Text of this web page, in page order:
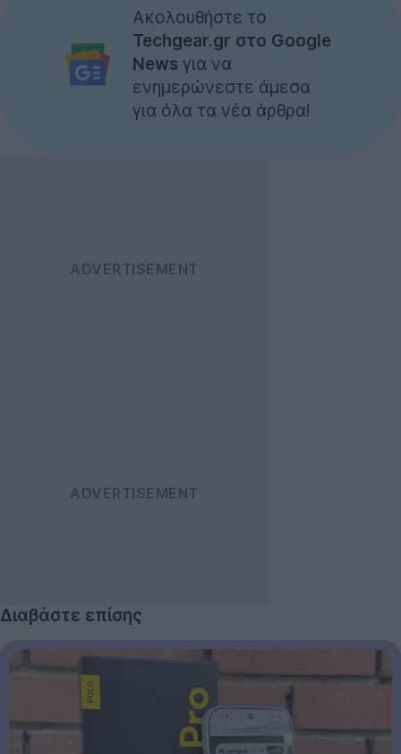
Ακολουθήστε το
Techgear.gr στο Google
News για να
ενημερώνεστε άμεσα
για όλα τα νέα άρθρα!
Διαβάστε επίσης